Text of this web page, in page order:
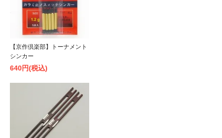
【京作倶楽部】トーナメント
シンカー
640円(税込)